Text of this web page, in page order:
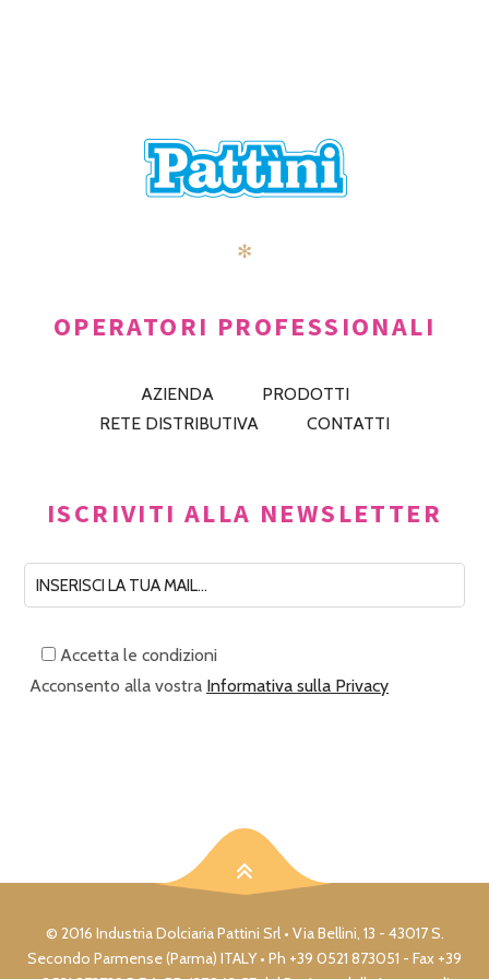
✻
OPERATORI PROFESSIONALI
AZIENDA
PRODOTTI
RETE DISTRIBUTIVA
CONTATTI
ISCRIVITI ALLA NEWSLETTER
Accetta le condizioni
Acconsento alla vostra Informativa sulla Privacy
© 2016 Industria Dolciaria Pattini Srl • Via Bellini, 13 - 43017 S.
Secondo Parmense (Parma) ITALY • Ph +39 0521 873051 - Fax +39